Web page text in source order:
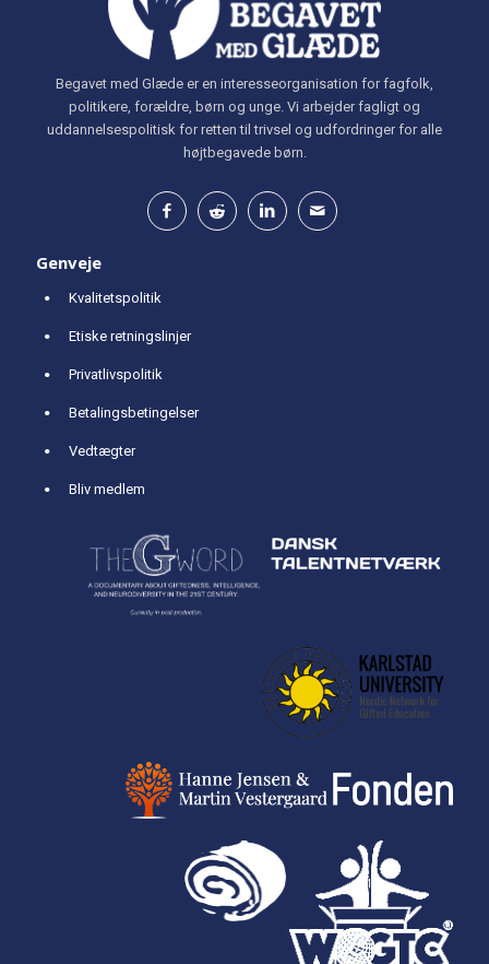
Begavet med Glæde er en interesseorganisation for fagfolk,
politikere, forældre, børn og unge. Vi arbejder fagligt og
uddannelsespolitisk for retten til trivsel og udfordringer for alle
højtbegavede børn.
Genveje
Kvalitetspolitik
Etiske retningslinjer
Privatlivspolitik
Betalingsbetingelser
Vedtægter
Bliv medlem